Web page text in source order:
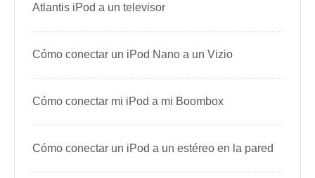
Atlantis iPod a un televisor
Cómo conectar un iPod Nano a un Vizio
Cómo conectar mi iPod a mi Boombox
Cómo conectar un iPod a un estéreo en la pared